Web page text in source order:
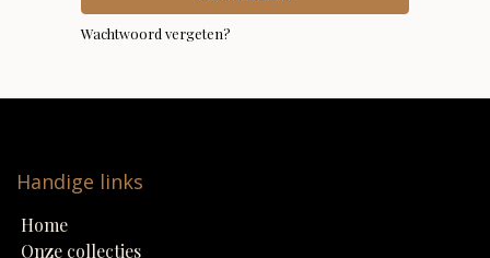
Wachtwoord vergeten?
Handige links
Home
Onze collecties